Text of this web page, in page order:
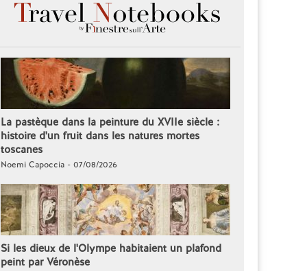
La pastèque dans la peinture du XVIIe siècle :
histoire d'un fruit dans les natures mortes
toscanes
Noemi Capoccia - 07/08/2026
Si les dieux de l'Olympe habitaient un plafond
peint par Véronèse